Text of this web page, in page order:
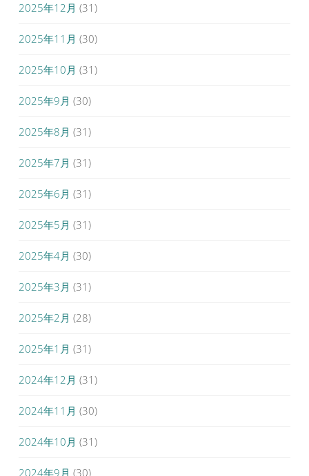
2025年12月 (31)
2025年11月 (30)
2025年10月 (31)
2025年9月 (30)
2025年8月 (31)
2025年7月 (31)
2025年6月 (31)
2025年5月 (31)
2025年4月 (30)
2025年3月 (31)
2025年2月 (28)
2025年1月 (31)
2024年12月 (31)
2024年11月 (30)
2024年10月 (31)
2024年9月 (30)